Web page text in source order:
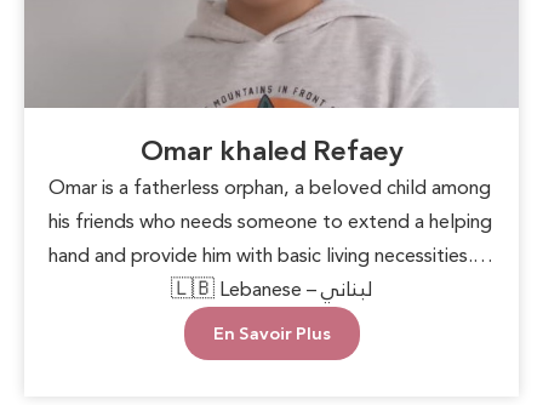
Omar khaled Refaey
Omar is a fatherless orphan, a beloved child among
his friends who needs someone to extend a helping
hand and provide him with basic living necessities.
He deserves to grow up in a loving and supportive
environment, allowing him to live with dignity and
safety. Every act of care can plant hope in his heart
🇱🇧 Lebanese – لبناني
En Savoir Plus